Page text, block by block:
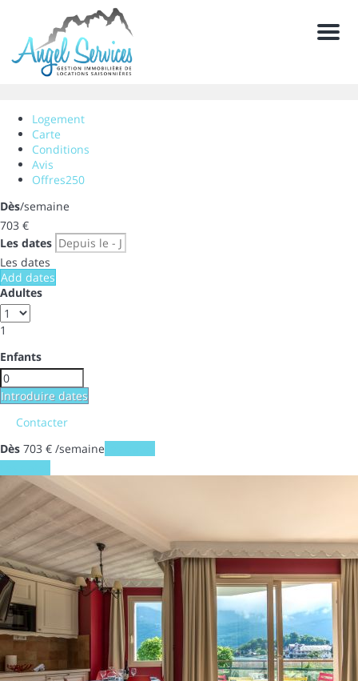
Menu
Logement
Carte
Conditions
Avis
Offres250
Dès/semaine
703 €
Les dates
Les dates
Add dates
Adultes
1
Enfants
Introduire dates
Contacter
Dès 703 € /semaine